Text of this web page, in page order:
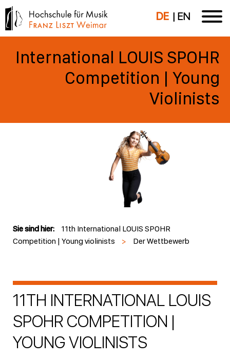
DE EN
International LOUIS SPOHR
Competition | Young
Violinists
Sie sind hier:
11th International LOUIS SPOHR
Competition | Young violinists
> Der Wettbewerb
11TH INTERNATIONAL LOUIS
SPOHR COMPETITION |
YOUNG VIOLINISTS